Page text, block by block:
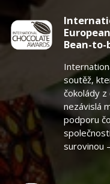
Bean-to-
soutěž,
čokolády z
nezávislá
podporu
surovinou